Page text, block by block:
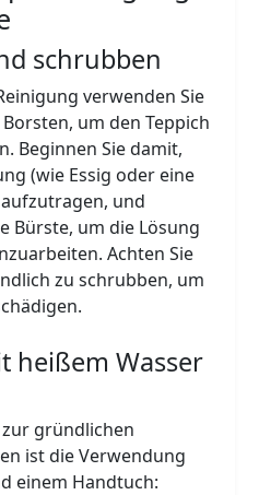
schrubben
verwenden Sie
um den Teppich
Beginnen Sie damit,
(wie Essig oder eine
und
Bürste, um die Lösung
Achten Sie
zu schrubben, um
heißem Wasser
gründlichen
ist die Verwendung
einem Handtuch: